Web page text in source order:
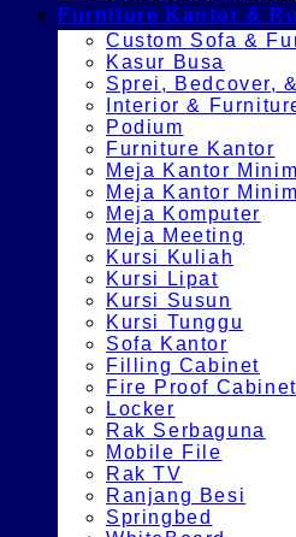
Furniture Kantor &
Custom Sofa &
Kasur Busa
Sprei, Bedcover,
Interior &
Podium
Furniture Kantor
Meja Kantor
Meja Kantor
Meja Komputer
Meja Meeting
Kursi Kuliah
Kursi Lipat
Kursi Susun
Kursi Tunggu
Sofa Kantor
Filling Cabinet
Fire Proof Cabinet
Locker
Rak Serbaguna
Mobile File
Rak TV
Ranjang Besi
Springbed